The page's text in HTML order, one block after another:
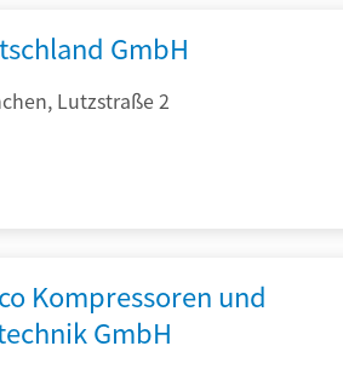
GmbH
Lutzstraße 2
Kompressoren und
GmbH